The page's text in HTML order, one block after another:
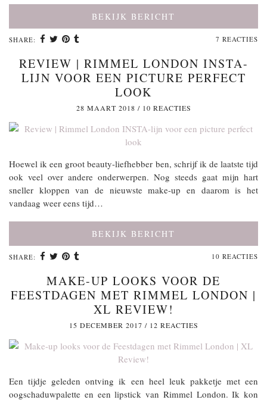
BEKIJK BERICHT
SHARE: 7 REACTIES
REVIEW | RIMMEL LONDON INSTA-
LIJN VOOR EEN PICTURE PERFECT
LOOK
28 MAART 2018 / 10 REACTIES
Hoewel ik een groot beauty-liefhebber ben, schrijf ik de laatste tijd
ook veel over andere onderwerpen. Nog steeds gaat mijn hart
sneller kloppen van de nieuwste make-up en daarom is het
vandaag weer eens tijd…
BEKIJK BERICHT
SHARE: 10 REACTIES
MAKE-UP LOOKS VOOR DE
FEESTDAGEN MET RIMMEL LONDON |
XL REVIEW!
15 DECEMBER 2017 / 12 REACTIES
Een tijdje geleden ontving ik een heel leuk pakketje met een
oogschaduwpalette en een lipstick van Rimmel London. Ik kon